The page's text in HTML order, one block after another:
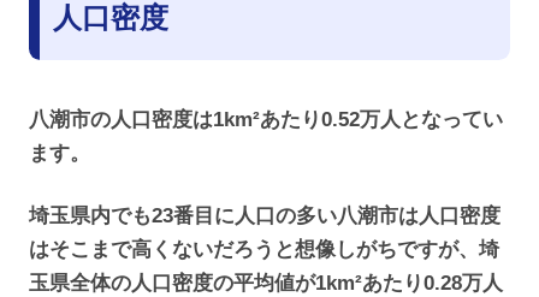
人口密度
八潮市の人口密度は1km²あたり0.52万人となってい
ます。
埼玉県内でも23番目に人口の多い八潮市は人口密度
はそこまで高くないだろうと想像しがちですが、埼
玉県全体の人口密度の平均値が1km²あたり0.28万人